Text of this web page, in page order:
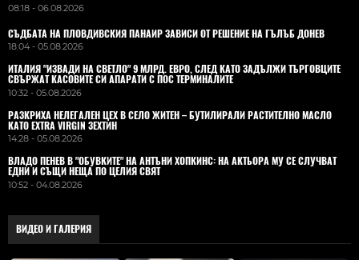
08:18 - 06.08.2026
СЪДБАТА НА ПЛОВДИВСКИЯ ПАНАИР ЗАВИСИ ОТ РЕШЕНИЕ НА ГЪЛЪБ ДОНЕВ
18:04 - 05.08.2026
ИТАЛИЯ "ИЗВАДИ НА СВЕТЛО" 9 МЛРД. ЕВРО, СЛЕД КАТО ЗАДЪЛЖИ ТЪРГОВЦИТЕ
СВЪРЖАТ КАСОВИТЕ СИ АПАРАТИ С ПОС ТЕРМИНАЛИТЕ
10:32 - 05.08.2026
РАЗКРИХА НЕЛЕГАЛЕН ЦЕХ В СЕЛО ЖИТЕН – БУТИЛИРАЛИ РАСТИТЕЛНО МАСЛО
КАТО EXTRA VIRGIN ЗЕХТИН
14:28 - 05.08.2026
ВЛАДO ПЕНЕВ В "ОБУВКИТЕ" НА АНТЪНИ ХОПКИНС: НА АКТЬОРА МУ СЕ СЛУЧВАТ
ЕДНИ И СЪЩИ НЕЩА ПО ЦЕЛИЯ СВЯТ
10:52 - 04.08.2026
ВИДЕО И ГАЛЕРИЯ